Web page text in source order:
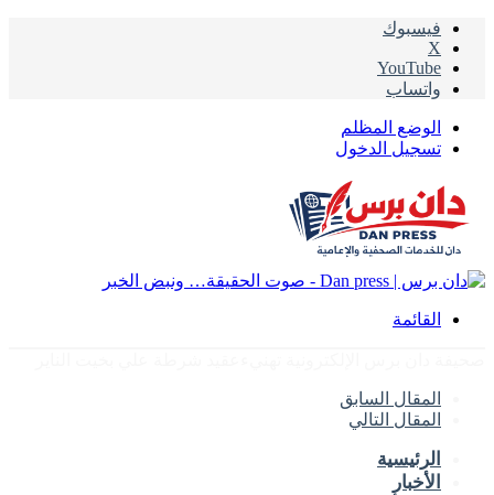
فيسبوك
‫X
‫YouTube
واتساب
الوضع المظلم
تسجيل الدخول
القائمة
المقال السابق
المقال التالي
الرئيسية
الأخبار